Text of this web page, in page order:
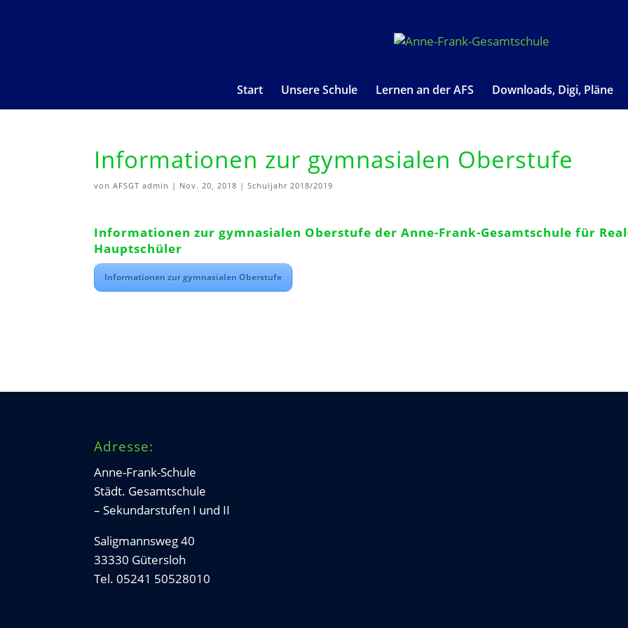
Start Unsere Schule Lernen an der AFS Downloads, Digi, Pläne
Informationen zur gymnasialen Oberstufe
vonAFSGT admin | Nov. 20, 2018 |Schuljahr 2018/2019
Informationen zur gymnasialen Oberstufe der Anne-Frank-Gesamtschule für
Hauptschüler
Informationen zur gymnasialen Oberstufe
Adresse:
Anne-Frank-Schule
Städt. Gesamtschule
– Sekundarstufen I und II
Saligmannsweg 40
33330 Gütersloh
Tel. 05241 50528010